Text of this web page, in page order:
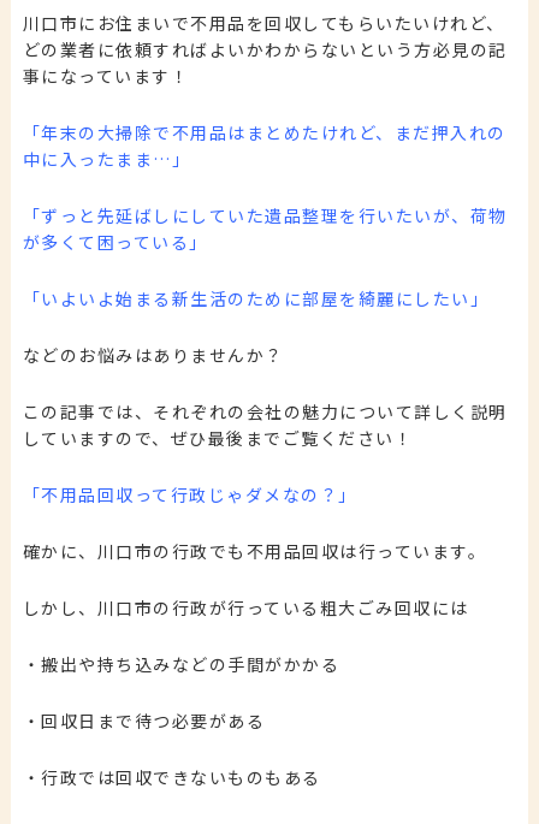
川口市にお住まいで不用品を回収してもらいたいけれど、
どの業者に依頼すればよいかわからないという方必見の記
事になっています！
「年末の大掃除で不用品はまとめたけれど、まだ押入れの
中に入ったまま…」
「ずっと先延ばしにしていた遺品整理を行いたいが、荷物
が多くて困っている」
「いよいよ始まる新生活のために部屋を綺麗にしたい」
などのお悩みはありませんか？
この記事では、それぞれの会社の魅力について詳しく説明
していますので、ぜひ最後までご覧ください！
「不用品回収って行政じゃダメなの？」
確かに、川口市の行政でも不用品回収は行っています。
しかし、川口市の行政が行っている粗大ごみ回収には
・搬出や持ち込みなどの手間がかかる
・回収日まで待つ必要がある
・行政では回収できないものもある